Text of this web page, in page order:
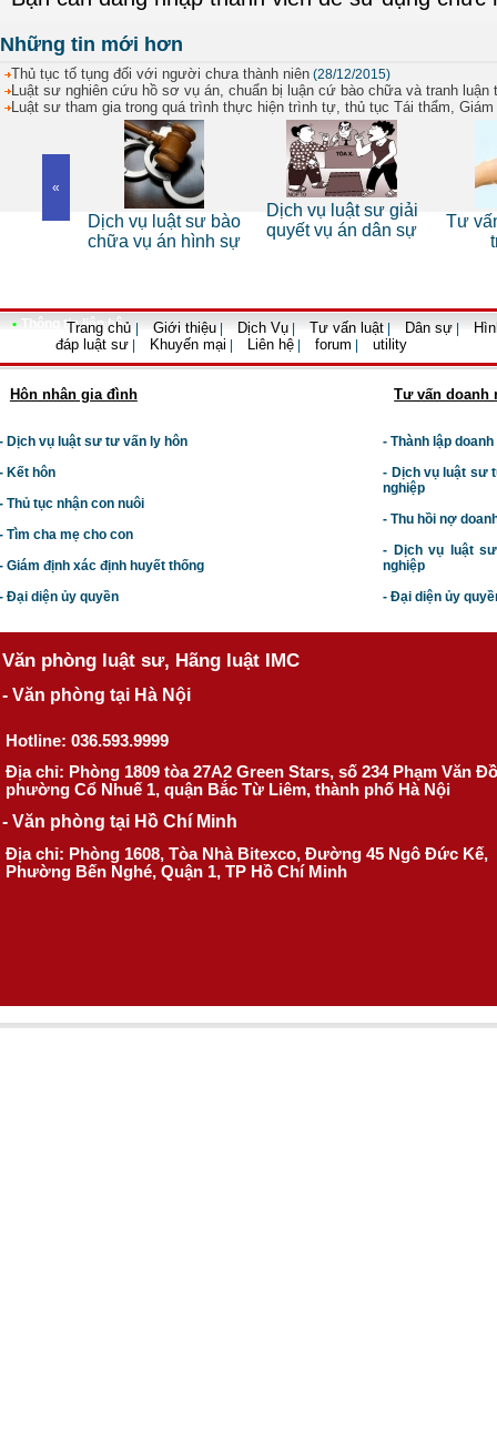
Những tin mới hơn
Thủ tục tố tụng đối với người chưa thành niên (28/12/2015)
Luật sư nghiên cứu hồ sơ vụ án, chuẩn bị luận cứ bào chữa và tranh luận
Luật sư tham gia trong quá trình thực hiện trình tự, thủ tục Tái thẩm, Giám
«
Dịch vụ luật sư bào
chữa vụ án hình sự
Dịch vụ luật sư giải
quyết vụ án dân sự
Tư
• Thông tin liên hệ
Trang chủ Giới thiệu Dịch Vụ Tư vấn luật Dân sự
đáp luật sư
Khuyến mại Liên hệ forum utility
Hôn nhân gia đình
Dịch vụ luật sư tư vấn ly hôn
Kết hôn
Thủ tục nhận con nuôi
Tìm cha mẹ cho con
Giám định xác định huyết thống
Đại diện ủy quyền
Tư vấn doanh
- Thành lập
- Dịch vụ luật sư t
nghiệp
- Thu hồi nợ
- Dịch vụ luật
nghiệp
- Đại diện ủy
Văn phòng luật sư, Hãng luật IMC
- Văn phòng tại Hà Nội
Hotline: 036.593.9999
Địa chỉ: Phòng 1809 tòa 27A2 Green Stars, số 234 Phạm Văn
phường Cổ Nhuế 1, quận Bắc Từ Liêm, thành phố Hà Nội
- Văn phòng tại Hồ Chí Minh
Địa chỉ: Phòng 1608, Tòa Nhà Bitexco, Đường 45 Ngô Đức Kế,
Phường Bến Nghé, Quận 1, TP Hồ Chí Minh